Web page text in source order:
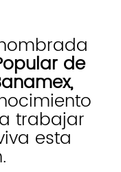
de
trabajar
esta